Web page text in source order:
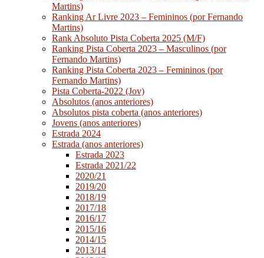
Martins)
Ranking Ar Livre 2023 – Femininos (por Fernando
Martins)
Rank Absoluto Pista Coberta 2025 (M/F)
Ranking Pista Coberta 2023 – Masculinos (por
Fernando Martins)
Ranking Pista Coberta 2023 – Femininos (por
Fernando Martins)
Pista Coberta-2022 (Jov)
Absolutos (anos anteriores)
Absolutos pista coberta (anos anteriores)
Jovens (anos anteriores)
Estrada 2024
Estrada (anos anteriores)
Estrada 2023
Estrada 2021/22
2020/21
2019/20
2018/19
2017/18
2016/17
2015/16
2014/15
2013/14